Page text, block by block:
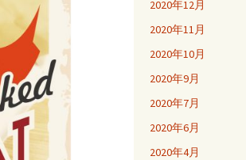
2020年12月
2020年11月
2020年10月
2020年9月
2020年7月
2020年6月
2020年4月